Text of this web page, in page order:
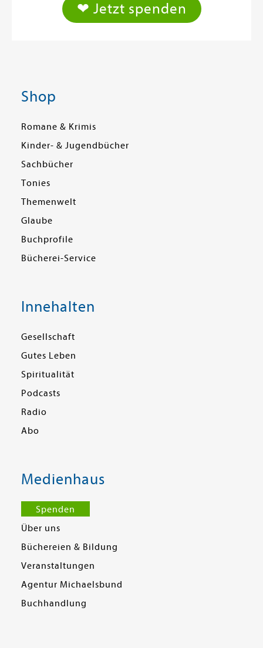
❤ Jetzt spenden
Shop
Romane & Krimis
Kinder- & Jugendbücher
Sachbücher
Tonies
Themenwelt
Glaube
Buchprofile
Bücherei-Service
Innehalten
Gesellschaft
Gutes Leben
Spiritualität
Podcasts
Radio
Abo
Medienhaus
Spenden
Über uns
Büchereien & Bildung
Veranstaltungen
Agentur Michaelsbund
Buchhandlung